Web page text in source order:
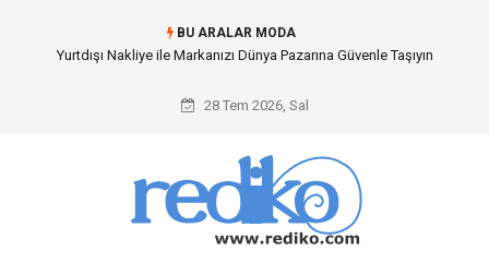
BU ARALAR MODA
İnternetsiz Bir Gün Nedir ve Neden Önemlidir?
28 Tem 2026, Sal